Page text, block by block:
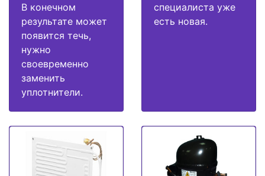
В конечном
результате может
появится течь,
нужно
своевременно
заменить
уплотнители.
специалиста уже
есть новая.